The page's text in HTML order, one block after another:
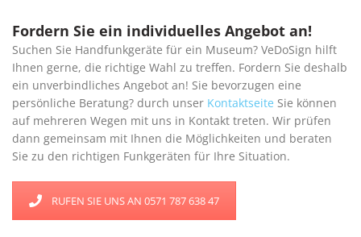
Fordern Sie ein individuelles Angebot an!
Suchen Sie Handfunkgeräte für ein Museum? VeDoSign hilft
Ihnen gerne, die richtige Wahl zu treffen. Fordern Sie deshalb
ein unverbindliches Angebot an! Sie bevorzugen eine
persönliche Beratung? durch unser Kontaktseite Sie können
auf mehreren Wegen mit uns in Kontakt treten. Wir prüfen
dann gemeinsam mit Ihnen die Möglichkeiten und beraten
Sie zu den richtigen Funkgeräten für Ihre Situation.
RUFEN SIE UNS AN 0571 787 638 47